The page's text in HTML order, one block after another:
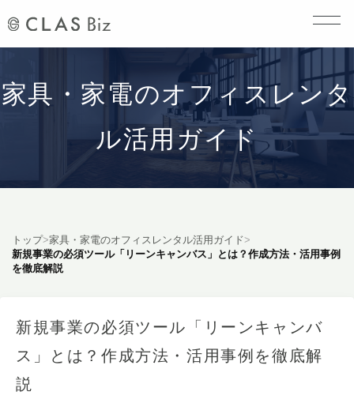
家具・家電のオフィスレンタ
ル活用ガイド
トップ>家具・家電のオフィスレンタル活用ガイド>
新規事業の必須ツール「リーンキャンバス」とは？作成方法・活用事例
を徹底解説
新規事業の必須ツール「リーンキャンバ
ス」とは？作成方法・活用事例を徹底解
説